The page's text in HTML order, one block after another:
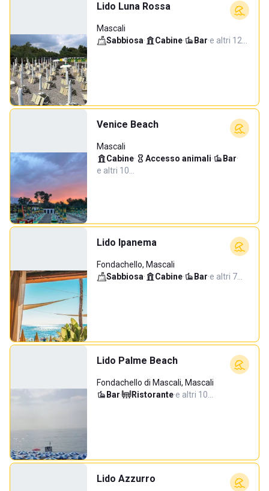
Lido Luna Rossa
Mascali
Sabbiosa· Cabine· Bar·e altri 12…
Venice Beach
Mascali
Cabine· Accesso animali· Bar·
e altri 10…
Lido Ipanema
Fondachello, Mascali
Sabbiosa· Cabine· Bar·e altri 7…
Lido Palme Beach
Fondachello di Mascali, Mascali
Bar· Ristorante·e altri 10…
Lido Azzurro